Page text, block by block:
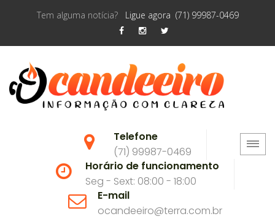
Tem alguma notícia? Ligue agora (71) 99987-0469
Telefone
(71) 99987-0469
Horário de funcionamento
Seg - Sext: 08:00 - 18:00
E-mail
ocandeeiro@terra.com.br